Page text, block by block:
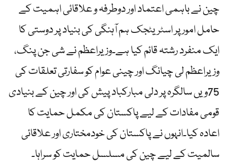
چین نے باہمی اعتماد اور دوطرفہ و علاقائی اہمیت کے
حامل امور پر اسٹریٹجک ہم آہنگی کی بنیاد پر دوستی کا
ایک منفرد رشتہ قائم کیا ہے۔وزیراعظم نے شی جن پنگ،
وزیراعظم لی چیانگ اور چینی عوام کو سفارتی تعلقات کی
75ویں سالگرہ پر دلی مبارکباد پیش کی اور چین کے بنیادی
قومی مفادات کے لیے پاکستان کی مکمل حمایت کا
اعادہ کیا۔انہوں نے پاکستان کی خودمختاری اور علاقائی
سالمیت کے لیے چین کی مسلسل حمایت کو سراہا۔